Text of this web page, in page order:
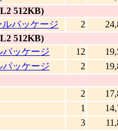
512KB)
ルパッケージ
2
512KB)
パッケージ
12
パッケージ
2
2
1
3